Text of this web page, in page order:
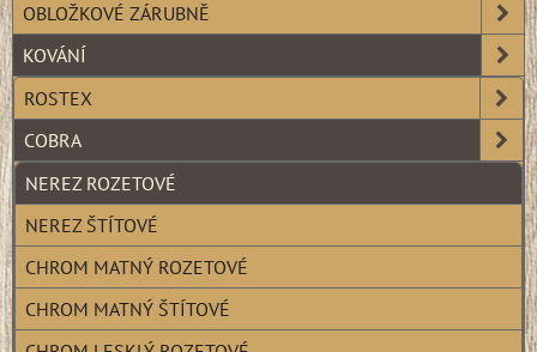
OBLOŽKOVÉ ZÁRUBNĚ
KOVÁNÍ
ROSTEX
COBRA
NEREZ ROZETOVÉ
NEREZ ŠTÍTOVÉ
CHROM MATNÝ ROZETOVÉ
CHROM MATNÝ ŠTÍTOVÉ